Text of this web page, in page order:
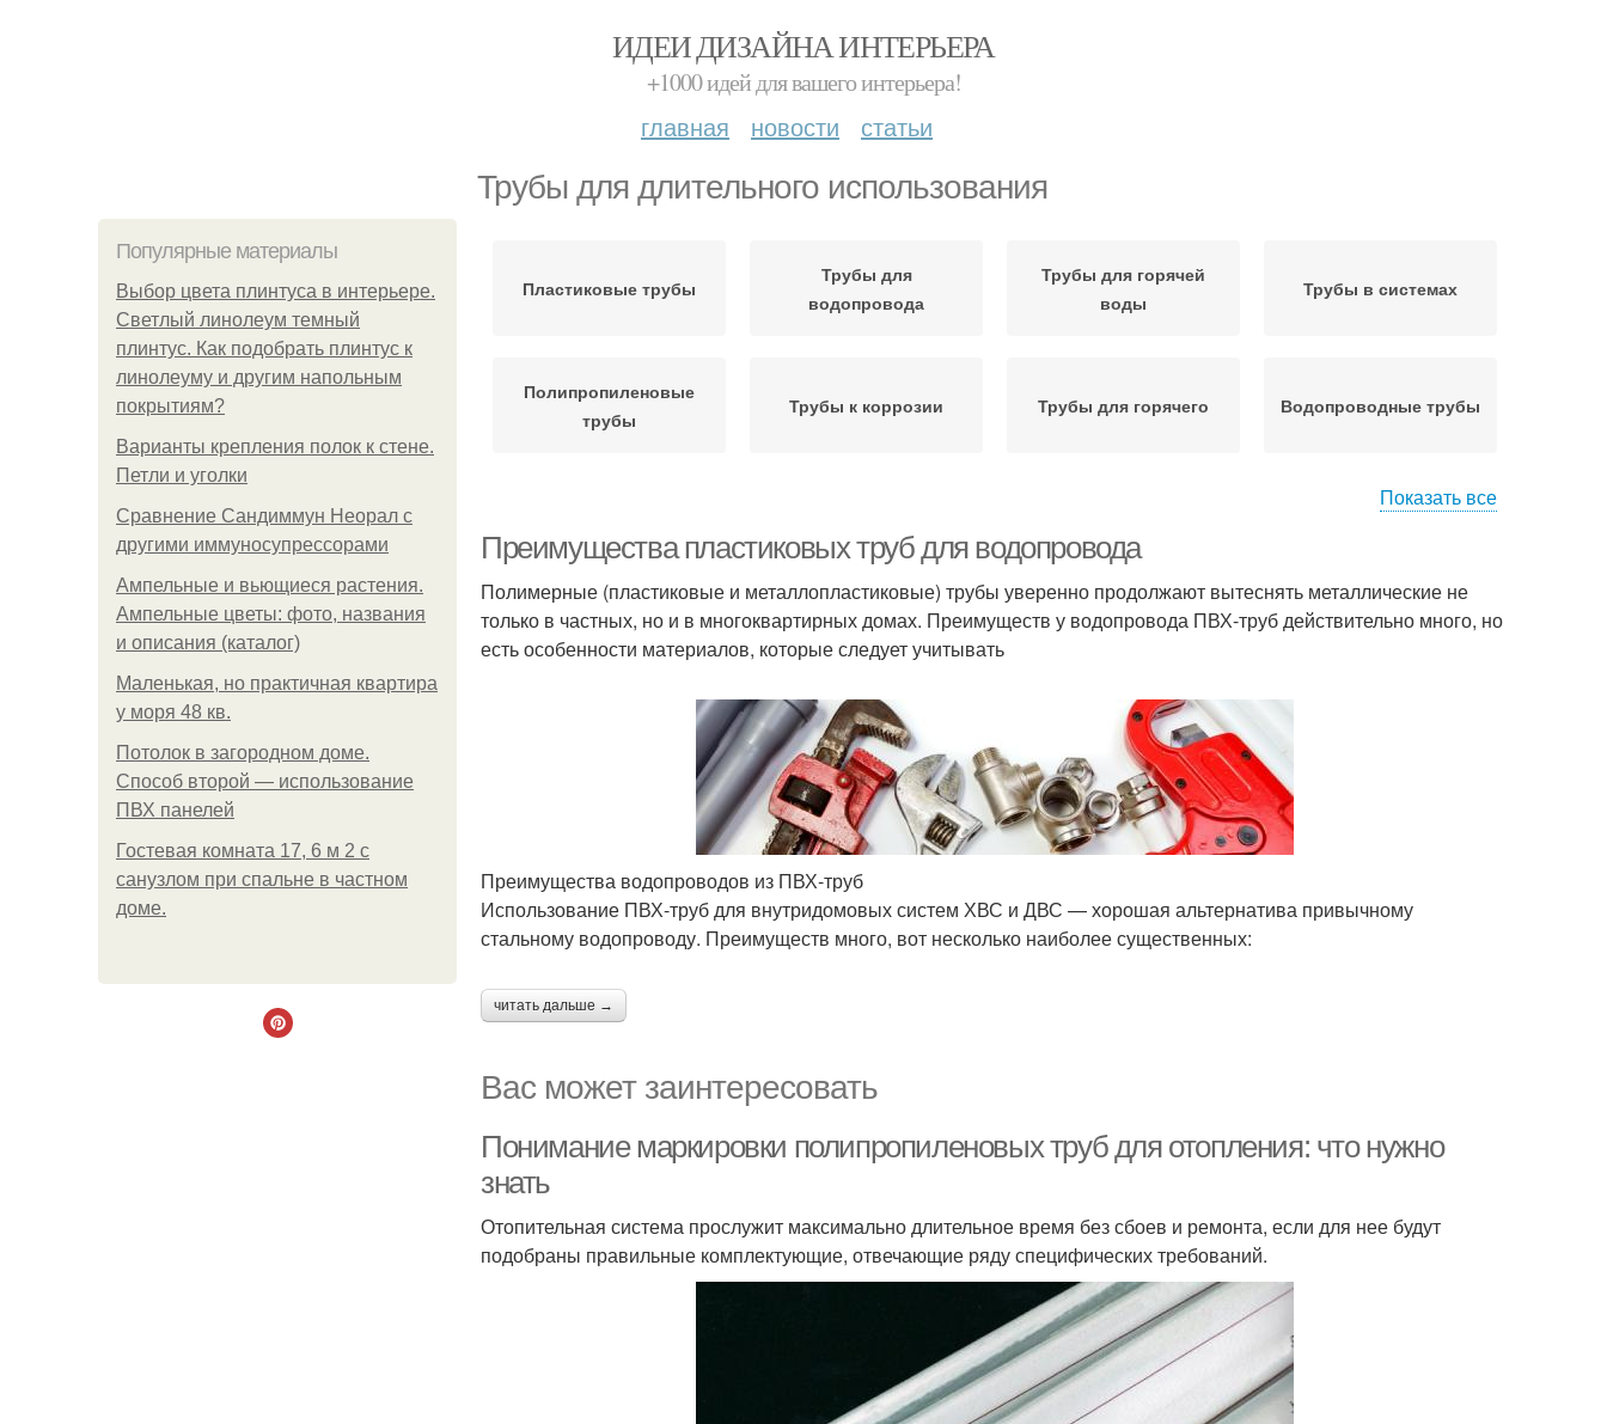
ИДЕИ ДИЗАЙНА ИНТЕРЬЕРА
+1000 идей для вашего интерьера!
главная новости статьи
Трубы для длительного использования
Популярные материалы
Выбор цвета плинтуса в интерьере.
Светлый линолеум темный
плинтус. Как подобрать плинтус к
линолеуму и другим напольным
покрытиям?
Варианты крепления полок к стене.
Петли и уголки
Сравнение Сандиммун Неорал с
другими иммуносупрессорами
Ампельные и вьющиеся растения.
Ампельные цветы: фото, названия
и описания (каталог)
Маленькая, но практичная квартира
у моря 48 кв.
Потолок в загородном доме.
Способ второй — использование
ПВХ панелей
Гостевая комната 17, 6 м 2 с
санузлом при спальне в частном
доме.
Пластиковые трубы
Трубы для
водопровода
Трубы для горячей
воды
Трубы в системах
Полипропиленовые
трубы
Трубы к коррозии Трубы для горячего Водопроводные трубы
Показать все
Преимущества пластиковых труб для водопровода
Полимерные (пластиковые и металлопластиковые) трубы уверенно продолжают вытеснять металлические не
только в частных, но и в многоквартирных домах. Преимуществ у водопровода ПВХ-труб действительно много, но
есть особенности материалов, которые следует учитывать
Преимущества водопроводов из ПВХ-труб
Использование ПВХ-труб для внутридомовых систем ХВС и ДВС — хорошая альтернатива привычному
стальному водопроводу. Преимуществ много, вот несколько наиболее существенных:
читать дальше →
Вас может заинтересовать
Понимание маркировки полипропиленовых труб для отопления: что нужно
знать
Отопительная система прослужит максимально длительное время без сбоев и ремонта, если для нее будут
подобраны правильные комплектующие, отвечающие ряду специфических требований.